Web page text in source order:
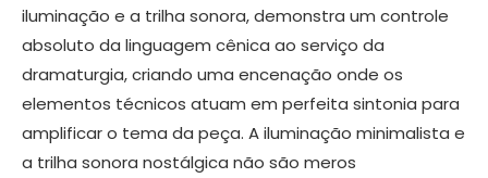
iluminação e a trilha sonora, demonstra um controle
absoluto da linguagem cênica ao serviço da
dramaturgia, criando uma encenação onde os
elementos técnicos atuam em perfeita sintonia para
amplificar o tema da peça. A iluminação minimalista e
a trilha sonora nostálgica não são meros